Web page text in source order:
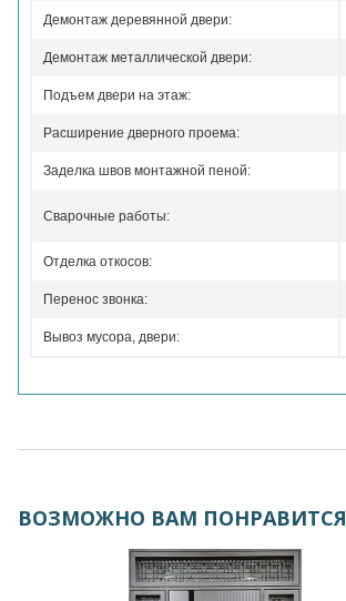
Демонтаж деревянной двери:
Демонтаж металлической двери:
Подъем двери на этаж:
Расширение дверного проема:
Заделка швов монтажной пеной:
Сварочные работы:
Отделка откосов:
Перенос звонка:
Вывоз мусора, двери:
ВОЗМОЖНО ВАМ ПОНРАВИТСЯ